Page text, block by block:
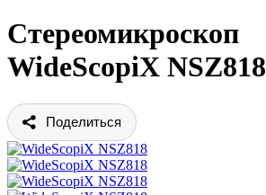
Стереомикроскоп
WideScopiX NSZ818
Поделиться